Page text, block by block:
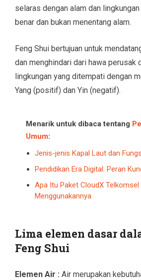
selaras dengan alam dan
benar dan bukan menentang alam.
Feng Shui bertujuan untuk
dan menghindari dari hawa perusak
lingkungan yang ditempati dengan
Yang (positif) dan Yin (negatif).
Menarik untuk dibaca tentang
Umum:
Jenis-jenis Kapal Laut dan
Pendidikan Era Digital: Peran
Apa Itu Paket CloudX Telkomsel
Menggunakannya
Lima elemen dasar
Feng Shui
Elemen Air : Air merupakan